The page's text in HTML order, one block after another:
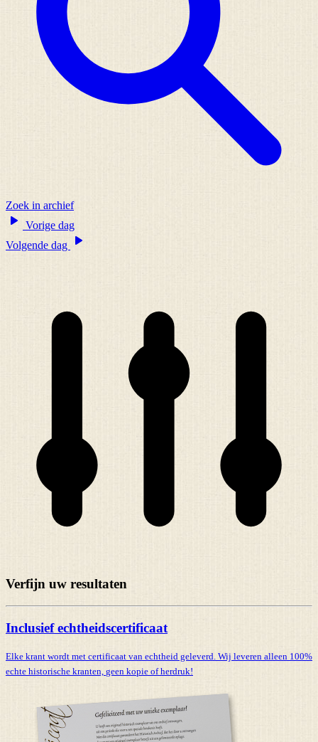
Zoek in archief
Vorige dag
Volgende dag
Verfijn uw resultaten
Inclusief echtheidscertificaat
Elke krant wordt met certificaat van echtheid geleverd. Wij leveren alleen 100%
echte historische kranten, geen kopie of herdruk!